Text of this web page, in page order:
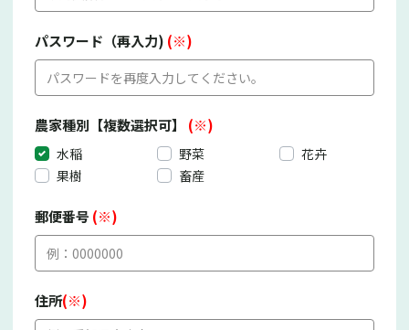
パスワード（再入力) (※)
農家種別【複数選択可】 (※)
水稲 野菜
花卉
果樹
畜産
郵便番号 (※)
住所(※)